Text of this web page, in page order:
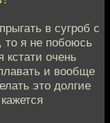
в сугроб с
то я не побоюсь
кстати очень
и вообще
это долгие